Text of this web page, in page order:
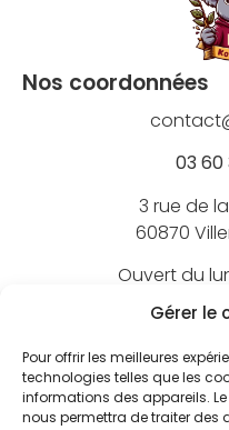
Gérer le
Pour offrir les meilleures
technologies telles que les
informations des appareils.
nous permettra de traiter des
Nos coordonnées
03 60
3 rue de
60870
Ouvert du
de
Nos marques